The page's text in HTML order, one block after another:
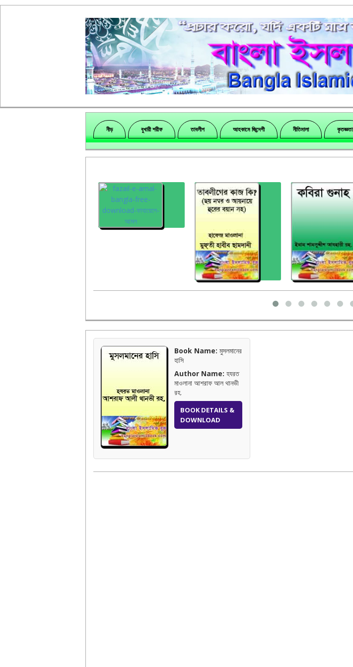
নীড় বুখারী শরীফ তাবলীগ আহকামে জিন্দেগী নীতিমালা কৃতজ্ঞতা
Book Name: মুসলমানের
হাসি
Author Name: হযরত
মাওলানা আশরাফ আল থানভী
রহ.
BOOK DETAILS &
DOWNLOAD